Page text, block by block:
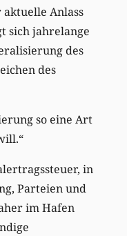
Anlass
sich jahrelange
des
des
so eine Art
in
Parteien und
im Hafen